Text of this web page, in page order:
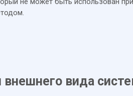
внешнего вида